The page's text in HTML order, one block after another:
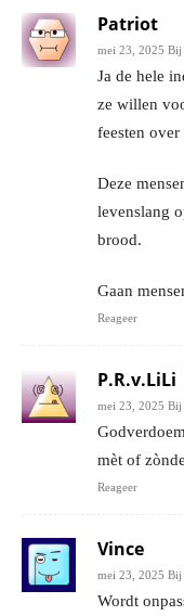
Patriot
mei 23, 2025 Bij
Ja de hele
ze willen
feesten
Deze
levenslang
brood.
Gaan
Reageer
P.R.v.LiLi
mei 23, 2025 Bij
mèt of
Reageer
Vince
mei 23, 2025 Bij
Wordt